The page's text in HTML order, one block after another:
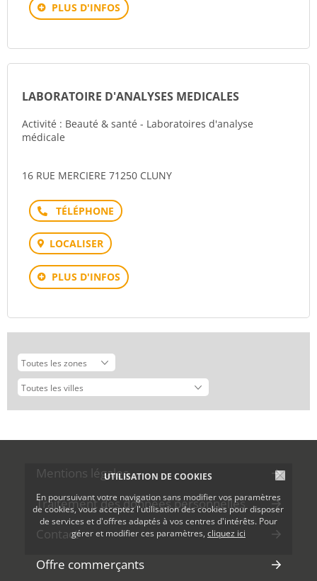
UTILISATION DE COOKIES
En poursuivant votre navigation sans modifier vos paramètres
de cookies, vous acceptez l'utilisation des cookies pour disposer
de services et d'offres adaptés à vos centres d'intérêts. Pour
gérer et modifier ces paramètres, cliquez ici
PLUS D'INFOS
LABORATOIRE D'ANALYSES MEDICALES
Activité : Beauté & santé - Laboratoires d'analyse
médicale
16 RUE MERCIERE 71250 CLUNY
Téléphone
LOCALISER
PLUS D'INFOS
Mentions légales
Traitement des données personnelles
Contact
Offre commerçants